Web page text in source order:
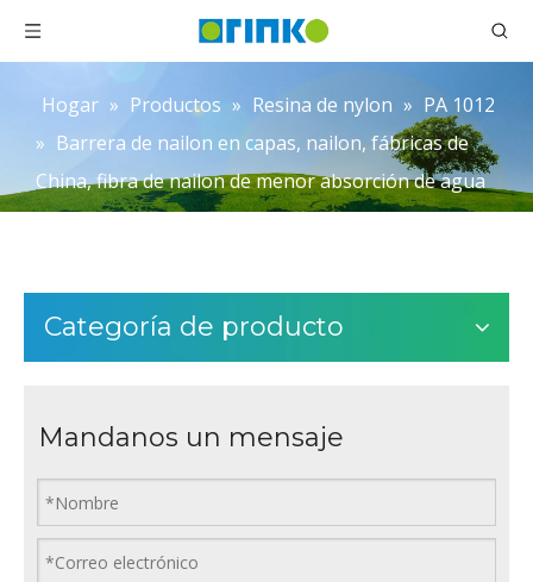
Hogar » Productos » Resina de nylon » PA 1012
» Barrera de nailon en capas, nailon, fábricas de
China, fibra de nailon de menor absorción de agua
Categoría de producto
Mandanos un mensaje